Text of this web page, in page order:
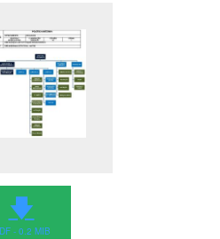
🡇
- 0.2 MIB